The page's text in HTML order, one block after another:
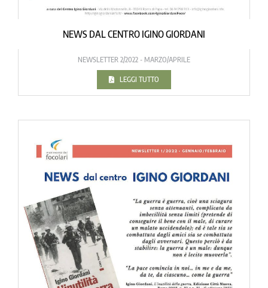
NEWS DAL CENTRO IGINO GIORDANI
NEWSLETTER 2/2022 - MARZO/APRILE
LEGGI TUTTO